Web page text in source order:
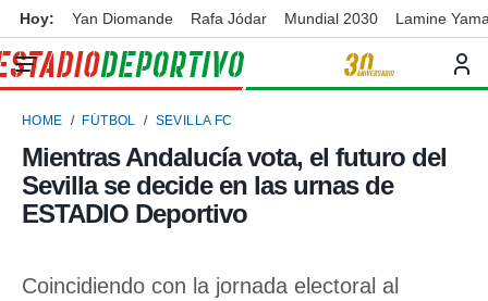
de
por
para
la
que se
calidad.
Hoy: Yan Diomande Rafa Jódar Mundial 2030 Lamine
HOME FÚTBOL SEVILLA FC
Mientras Andalucía vota, el futuro del
Sevilla se decide en las urnas de
ESTADIO Deportivo
Coincidiendo con la jornada electoral al